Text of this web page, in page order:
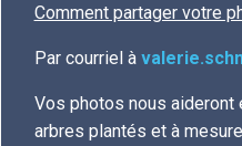
Comment partager votre
Par courriel à
Vos photos nous
arbres plantés et à